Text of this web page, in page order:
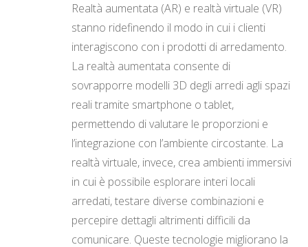
Realtà aumentata (AR) e realtà virtuale (VR)
stanno ridefinendo il modo in cui i clienti
interagiscono con i prodotti di arredamento.
La realtà aumentata consente di
sovrapporre modelli 3D degli arredi agli spazi
reali tramite smartphone o tablet,
permettendo di valutare le proporzioni e
l’integrazione con l’ambiente circostante. La
realtà virtuale, invece, crea ambienti immersivi
in cui è possibile esplorare interi locali
arredati, testare diverse combinazioni e
percepire dettagli altrimenti difficili da
comunicare. Queste tecnologie migliorano la